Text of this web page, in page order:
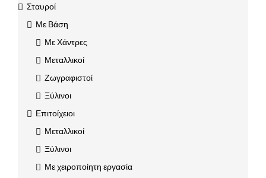
Σταυροί
Με Βάση
Με Χάντρες
Μεταλλικοί
Ζωγραφιστοί
Ξύλινοι
Επιτοίχειοι
Μεταλλικοί
Ξύλινοι
Με χειροποίητη εργασία